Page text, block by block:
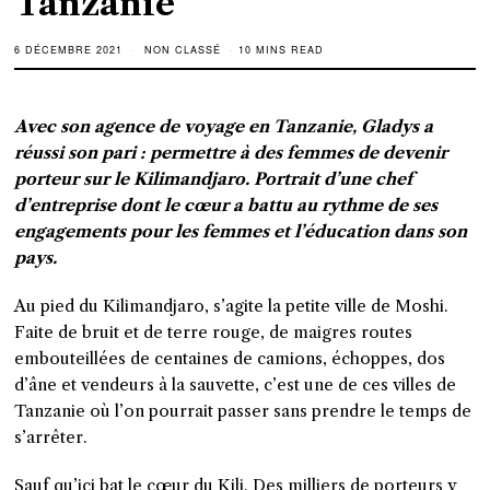
6 DÉCEMBRE 2021 NON CLASSÉ 10 MINS READ
Avec son agence de voyage en Tanzanie, Gladys a
réussi son pari : permettre à des femmes de devenir
porteur sur le Kilimandjaro. Portrait d’une chef
d’entreprise dont le cœur a battu au rythme de ses
engagements pour les femmes et l’éducation dans son
pays.
Au pied du Kilimandjaro, s’agite la petite ville de Moshi.
Faite de bruit et de terre rouge, de maigres routes
embouteillées de centaines de camions, échoppes, dos
d’âne et vendeurs à la sauvette, c’est une de ces villes de
Tanzanie où l’on pourrait passer sans prendre le temps de
s’arrêter.
Sauf qu’ici bat le cœur du Kili. Des milliers de porteurs y